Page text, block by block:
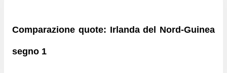
Comparazione quote: Irlanda del Nord-Guinea
segno 1